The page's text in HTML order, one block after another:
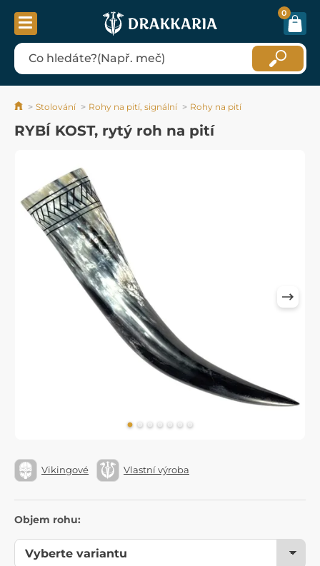
0
Stolování Rohy na pití, signální Rohy na pití
RYBÍ KOST, rytý roh na pití
Vikingové Vlastní výroba
Objem rohu: